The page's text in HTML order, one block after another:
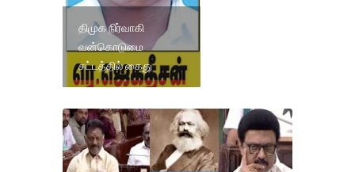
திமுக நிர்வாகி
வன்கொடுமை
சட்டத்தில் கைது